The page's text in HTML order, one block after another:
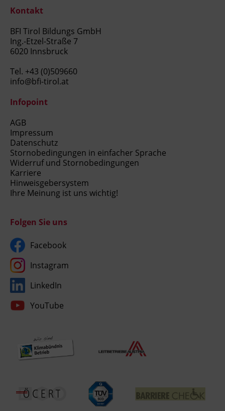
Kontakt
BFI Tirol Bildungs GmbH
Ing.-Etzel-Straße 7
6020 Innsbruck
Tel. +43 (0)509660
info@bfi-tirol.at
Infopoint
AGB
Impressum
Datenschutz
Stornobedingungen in einfacher Sprache
Widerruf und Stornobedingungen
Karriere
Hinweisgebersystem
Ihre Meinung ist uns wichtig!
Folgen Sie uns
Facebook
Instagram
LinkedIn
YouTube